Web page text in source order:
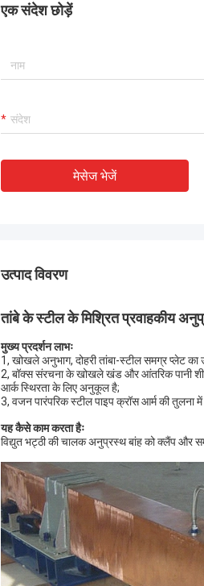
एक संदेश छोड़ें
मेसेज भेजें
उत्पाद विवरण
तांबे के स्टील के मिश्रित प्रवाहकीय
मुख्य प्रदर्शन लाभः
1, खोखले अनुभाग, दोहरी तांबा-स्टील समग्र प्लेट का
2, बॉक्स संरचना के खोखले खंड और आंतरिक पानी
आर्क स्थिरता के लिए अनुकूल है;
3, वजन पारंपरिक स्टील पाइप क्रॉस आर्म की
यह कैसे काम करता हैः
विद्युत भट्ठी की चालक अनुप्रस्थ बांह को क्लैंप और